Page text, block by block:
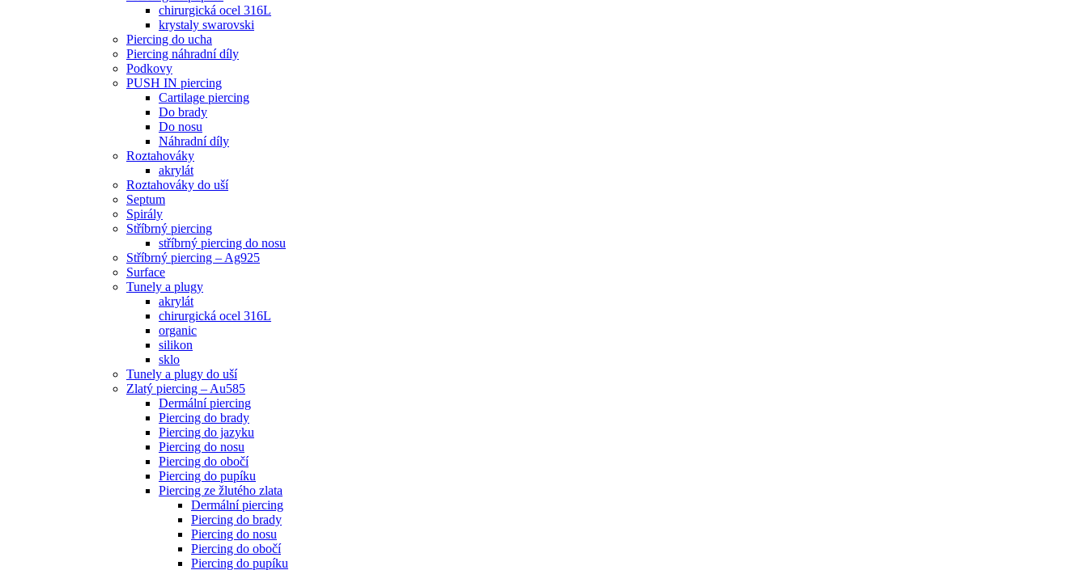
chirurgická ocel 316L
krystaly swarovski
Piercing do ucha
Piercing náhradní díly
Podkovy
PUSH IN piercing
Cartilage piercing
Do brady
Do nosu
Náhradní díly
Roztahováky
akrylát
Roztahováky do uší
Septum
Spirály
Stříbrný piercing
stříbrný piercing do nosu
Stříbrný piercing – Ag925
Surface
Tunely a plugy
akrylát
chirurgická ocel 316L
organic
silikon
sklo
Tunely a plugy do uší
Zlatý piercing – Au585
Dermální piercing
Piercing do brady
Piercing do jazyku
Piercing do nosu
Piercing do obočí
Piercing do pupíku
Piercing ze žlutého zlata
Dermální piercing
Piercing do brady
Piercing do nosu
Piercing do obočí
Piercing do pupíku